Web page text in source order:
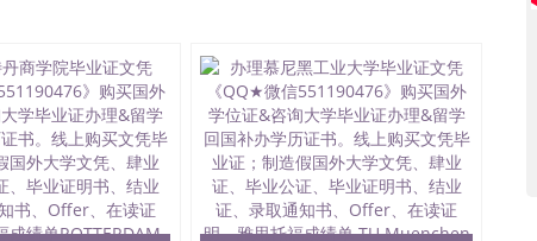
可以吗551190476哪里可以办理水印成绩单551190476
证QQ微信551190476国外毕业证去哪认证QQ微信
证外壳定制QQ微信551190476快速代办国外毕业证QQ
国外留学文凭认证QQ微信551190476国外文凭回国认
法国留学回国证明QQ微信551190476 国外烫金照片
德国留学回国证明QQ微信551190476爱尔兰留
微信551190476 网上买文凭可靠吗QQ微信551190476买
办理QQ微信551190476国外大学文凭真制作QQ微信
外大学有毕业证QQ微信551190476办理国外毕业证价